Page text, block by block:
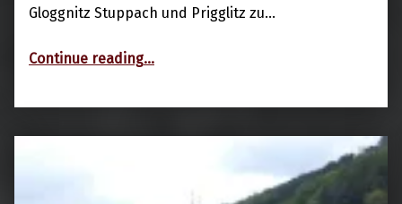
Gloggnitz Stuppach und Prigglitz zu…
Continue reading“Großbrand in Gloggntiz fordert 7 Feuerwehren”
…